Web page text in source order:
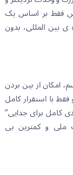
فقط بر اساس یک
ی بین المللی، بدون
امکان از بین بردن
با استقرار کامل
کامل برای جدایی”
و کمترین بی